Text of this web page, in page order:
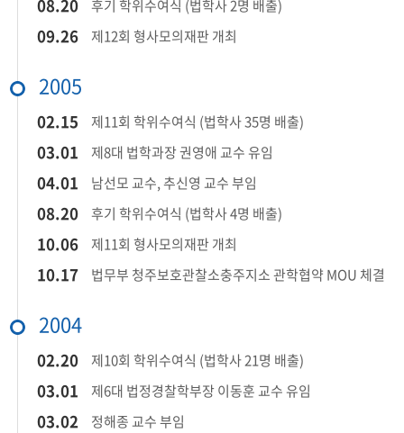
08.20​ 후기 학위수여식 (법학사 2명 배출)
​09.26​ 제12회 형사모의재판 개최​
2005
​02.15​ 제11회 학위수여식 (법학사 35명 배출)​
​03.01​ 제8대 법학과장 권영애 교수 유임​
​04.01​ 남선모 교수, 추신영 교수 부임​
08.20​ 후기 학위수여식 (법학사 4명 배출)
​10.06​ 제11회 형사모의재판 개최​
​10.17​ 법무부 청주보호관찰소충주지소 관학협약 MOU 체결
2004
​02.20​ 제10회 학위수여식 (법학사 21명 배출)​
​03.01​ 제6대 법정경찰학부장 이동훈 교수 유임​
​03.02​ 정해종 교수 부임​